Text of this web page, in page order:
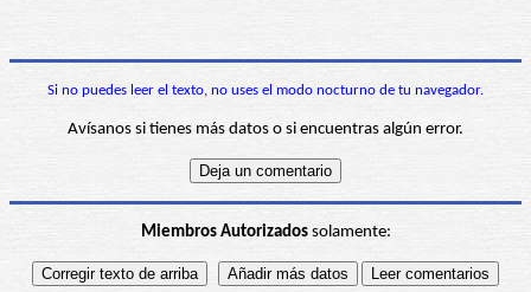
Si no puedes leer el texto, no uses el modo nocturno de tu navegador.
Avísanos si tienes más datos o si encuentras algún error.
Miembros Autorizadossolamente: